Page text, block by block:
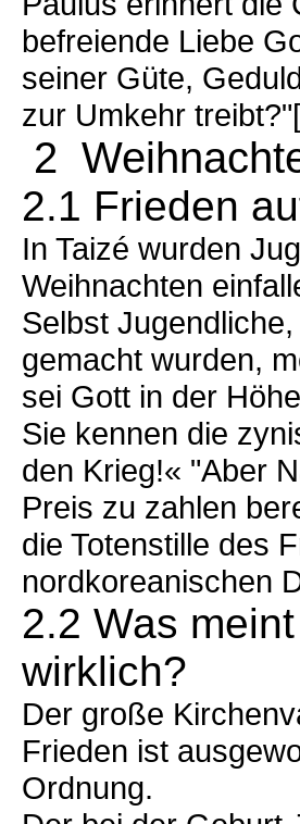
befreiende Liebe
seiner Güte,
zur Umkehr
2
2.1 Frieden
In Taizé wurden
Weihnachten
Selbst
gemacht wurden,
sei Gott in der
Sie kennen die
den Krieg!« "Aber
Preis zu zahlen
die Totenstille des
nordkoreanischen
2.2 Was
wirklich?
Der große
Frieden ist
Ordnung.